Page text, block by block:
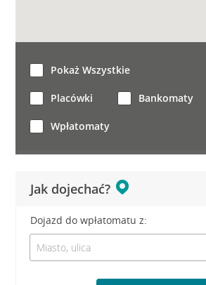
Jak dojechać?
Dojazd do wpłatomatu z:
Pokaż Wszystkie
Placówki Bankomaty
Wpłatomaty